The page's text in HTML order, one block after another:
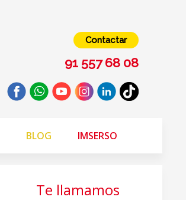
Contactar
91 557 68 08
BLOG IMSERSO
Te llamamos